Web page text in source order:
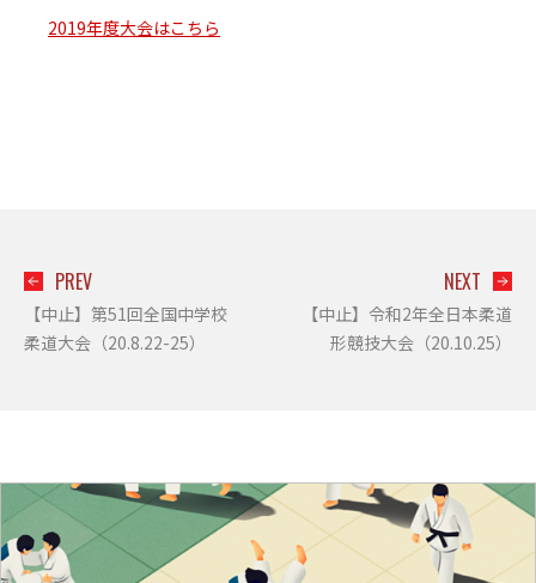
2019年度大会はこちら
PREV
【中止】第51回全国中学校
柔道大会（20.8.22-25）
NEXT
【中止】令和2年全日本柔道
形競技大会（20.10.25）